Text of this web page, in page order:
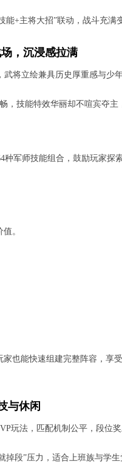
能+主将大招”联动，战斗充满
，沉浸感拉满
将立绘兼具历史厚重感与少
，技能特效华丽却不喧宾夺主
军师技能组合，鼓励玩家探
。
也能快速组建完整阵容，享
与休闲
玩法，匹配机制公平，段位
段”压力，适合上班族与学生